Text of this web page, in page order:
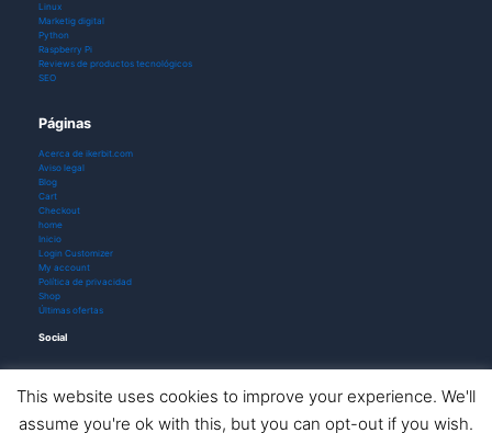
Linux
Marketig digital
Python
Raspberry Pi
Reviews de productos tecnológicos
SEO
Páginas
Acerca de ikerbit.com
Aviso legal
Blog
Cart
Checkout
home
Inicio
Login Customizer
My account
Política de privacidad
Shop
Últimas ofertas
Social
This website uses cookies to improve your experience. We'll
assume you're ok with this, but you can opt-out if you wish.